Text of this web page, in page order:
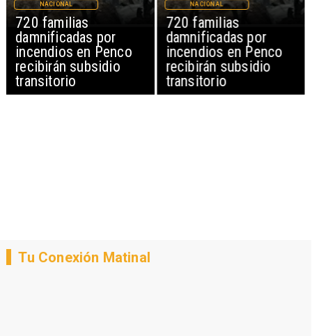
720 familias
damnificadas por
incendios en Penco
recibirán subsidio
transitorio
NACIONAL
720 familias
damnificadas por
incendios en Penco
recibirán subsidio
transitorio
NACIONAL
Tu Conexión Matinal